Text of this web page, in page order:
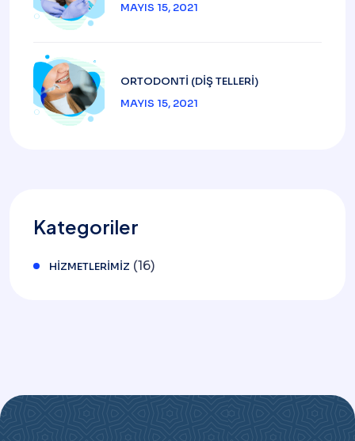
MAYIS 15, 2021
ORTODONTI (DIŞ TELLERI)
MAYIS 15, 2021
Kategoriler
HIZMETLERIMIZ (16)